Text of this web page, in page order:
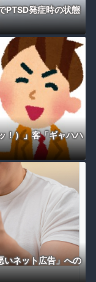
PTSD発症時の状態
！）」客「ギャハハ
ネット広告」への